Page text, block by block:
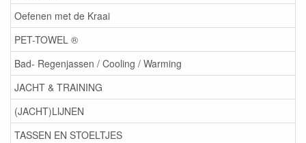
Oefenen met de Kraai
PET-TOWEL ®
Bad- Regenjassen / Cooling / Warming
JACHT & TRAINING
(JACHT)LIJNEN
TASSEN EN STOELTJES